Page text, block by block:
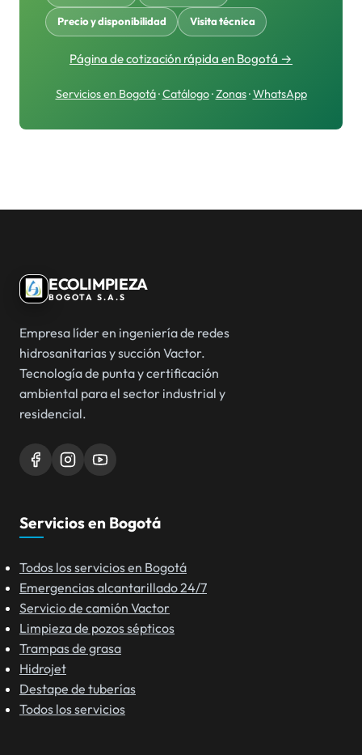
Precio y disponibilidad Visita técnica
Página de cotización rápida en Bogotá →
Servicios en Bogotá·Catálogo·Zonas·WhatsApp
ECOLIMPIEZA
BOGOTA S.A.S
Empresa líder en ingeniería de redes
hidrosanitarias y succión Vactor.
Tecnología de punta y certificación
ambiental para el sector industrial y
residencial.
Servicios en Bogotá
Todos los servicios en Bogotá
Emergencias alcantarillado 24/7
Servicio de camión Vactor
Limpieza de pozos sépticos
Trampas de grasa
Hidrojet
Destape de tuberías
Todos los servicios